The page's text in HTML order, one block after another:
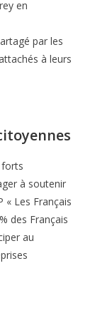
en
par les
à leurs
à soutenir
« Les Français
des Français
au